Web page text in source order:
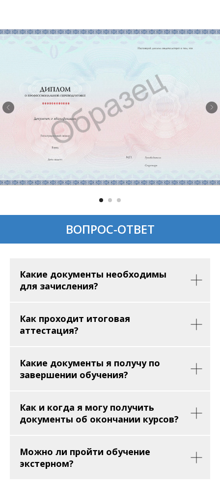
ВОПРОС-ОТВЕТ
Какие документы необходимы
для зачисления?
Как проходит итоговая
аттестация?
Какие документы я получу по
завершении обучения?
Как и когда я могу получить
документы об окончании курсов?
Можно ли пройти обучение
экстерном?